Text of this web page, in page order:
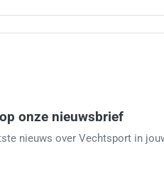
onze nieuwsbrief
nieuws over Vechtsport in